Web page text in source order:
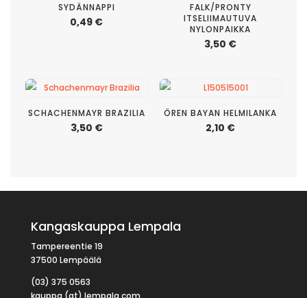
SYDÄNNAPPI
0,49 €
FALK/PRONTY
ITSELIIMAUTUVA
NYLONPAIKKA
3,50 €
SCHACHENMAYR BRAZILIA
3,50 €
ÖREN BAYAN HELMILANKA
2,10 €
Kangaskauppa Lempala
Tampereentie 19
37500 Lempäälä
(03) 375 0563